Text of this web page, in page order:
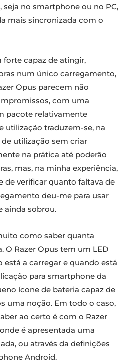
seja no smartphone ou no PC,
mais sincronizada com o
capaz de atingir,
num único carregamento,
Opus parecem não
com uma
pacote relativamente
utilização traduzem-se, na
utilização sem criar
na prática até poderão
mas, na minha experiência,
de verificar quanto faltava de
deu-me para usar
ainda sobrou.
como saber quanta
O Razer Opus tem um LED
está a carregar e quando está
para smartphone da
ícone de bateria capaz de
uma noção. Em todo o caso,
ao certo é com o Razer
é apresentada uma
ou através da definições
Android.